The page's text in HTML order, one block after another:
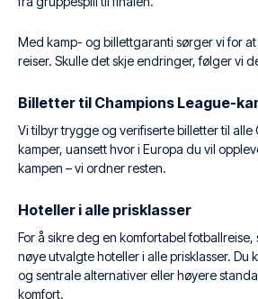
Med kamp- og billettgaranti sørger vi for
reiser. Skulle det skje endringer, følger vi
Billetter til Champions League-
Vi tilbyr trygge og verifiserte billetter til alle
kamper, uansett hvor i Europa du vil
kampen – vi ordner resten.
Hoteller i alle prisklasser
For å sikre deg en komfortabel
nøye utvalgte hoteller i alle prisklasser. Du
og sentrale alternativer eller høyere
komfort.